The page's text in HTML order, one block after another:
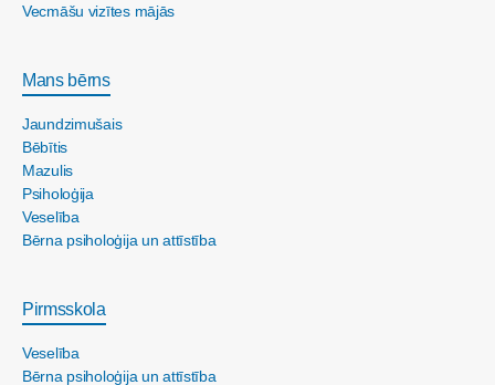
Vecmāšu vizītes mājās
Mans bērns
Jaundzimušais
Bēbītis
Mazulis
Psiholoģija
Veselība
Bērna psiholoģija un attīstība
Pirmsskola
Veselība
Bērna psiholoģija un attīstība